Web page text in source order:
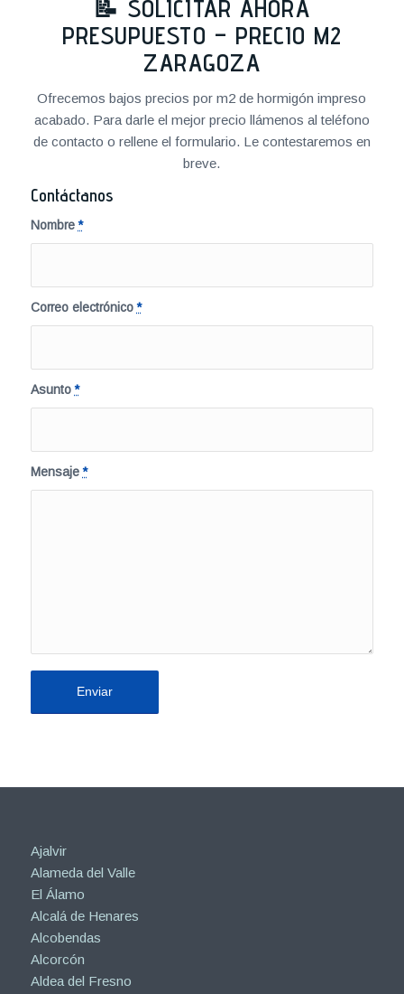
📝 SOLICITAR AHORA
PRESUPUESTO – PRECIO M2
ZARAGOZA
Ofrecemos bajos precios por m2 de hormigón impreso
acabado. Para darle el mejor precio llámenos al teléfono
de contacto o rellene el formulario. Le contestaremos en
breve.
Contáctanos
Nombre*
Correo electrónico*
Asunto*
Mensaje*
Ajalvir
Alameda del Valle
El Álamo
Alcalá de Henares
Alcobendas
Alcorcón
Aldea del Fresno